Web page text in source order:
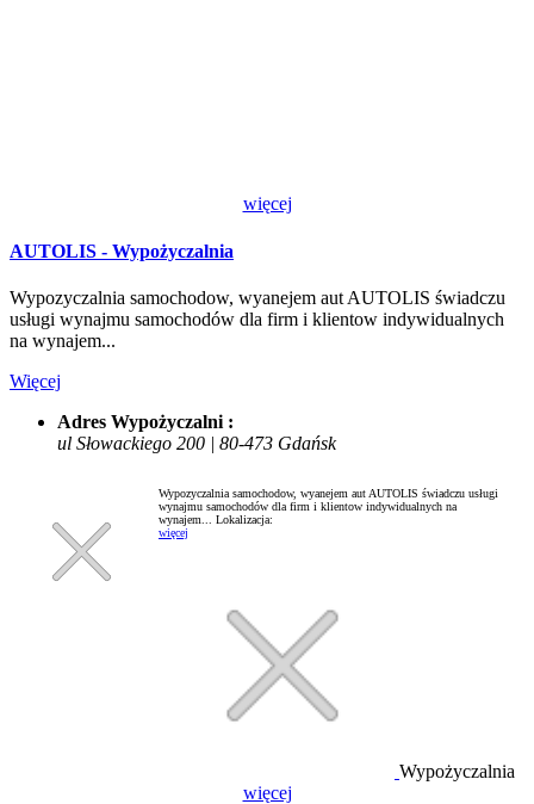
więcej
AUTOLIS - Wypożyczalnia
Wypozyczalnia samochodow, wyanejem aut AUTOLIS świadczu
usługi wynajmu samochodów dla firm i klientow indywidualnych
na wynajem...
Więcej
Adres Wypożyczalni :
ul Słowackiego 200 | 80-473 Gdańsk
Wypozyczalnia samochodow, wyanejem aut AUTOLIS świadczu usługi
wynajmu samochodów dla firm i klientow indywidualnych na
wynajem... Lokalizacja:
więcej
Wypożyczalnia
więcej